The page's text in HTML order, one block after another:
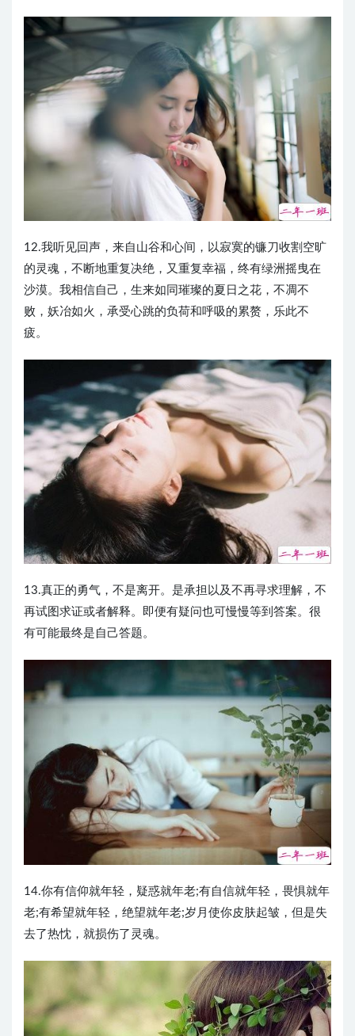
12.我听见回声，来自山谷和心间，以寂寞的镰刀收割空旷
的灵魂，不断地重复决绝，又重复幸福，终有绿洲摇曳在
沙漠。我相信自己，生来如同璀璨的夏日之花，不凋不
败，妖冶如火，承受心跳的负荷和呼吸的累赘，乐此不
疲。
13.真正的勇气，不是离开。是承担以及不再寻求理解，不
再试图求证或者解释。即便有疑问也可慢慢等到答案。很
有可能最终是自己答题。
14.你有信仰就年轻，疑惑就年老;有自信就年轻，畏惧就年
老;有希望就年轻，绝望就年老;岁月使你皮肤起皱，但是失
去了热忱，就损伤了灵魂。